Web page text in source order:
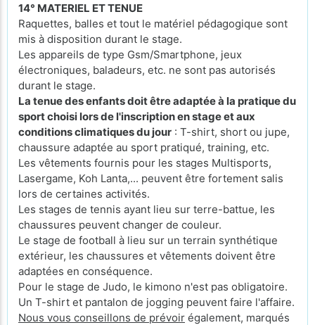
14° MATERIEL ET TENUE
Raquettes, balles et tout le matériel pédagogique sont
mis à disposition durant le stage.
Les appareils de type Gsm/Smartphone, jeux
électroniques, baladeurs, etc. ne sont pas autorisés
durant le stage.
La tenue des enfants doit être adaptée à la pratique du
sport choisi lors de l'inscription en stage et aux
conditions climatiques du jour : T-shirt, short ou jupe,
chaussure adaptée au sport pratiqué, training, etc.
Les vêtements fournis pour les stages Multisports,
Lasergame, Koh Lanta,... peuvent être fortement salis
lors de certaines activités.
Les stages de tennis ayant lieu sur terre-battue, les
chaussures peuvent changer de couleur.
Le stage de football à lieu sur un terrain synthétique
extérieur, les chaussures et vêtements doivent être
adaptées en conséquence.
Pour le stage de Judo, le kimono n'est pas obligatoire.
Un T-shirt et pantalon de jogging peuvent faire l'affaire.
Nous vous conseillons de prévoir également, marqués